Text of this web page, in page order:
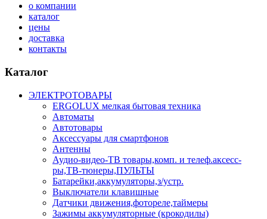
о компании
каталог
цены
доставка
контакты
Каталог
ЭЛЕКТРОТОВАРЫ
ERGOLUX мелкая бытовая техника
Автоматы
Автотовары
Аксессуары для смартфонов
Антенны
Аудио-видео-ТВ товары,комп. и телеф.аксесс-
ры,ТВ-тюнеры,ПУЛЬТЫ
Батарейки,аккумуляторы,з/устр.
Выключатели клавишные
Датчики движения,фотореле,таймеры
Зажимы аккумуляторные (крокодилы)